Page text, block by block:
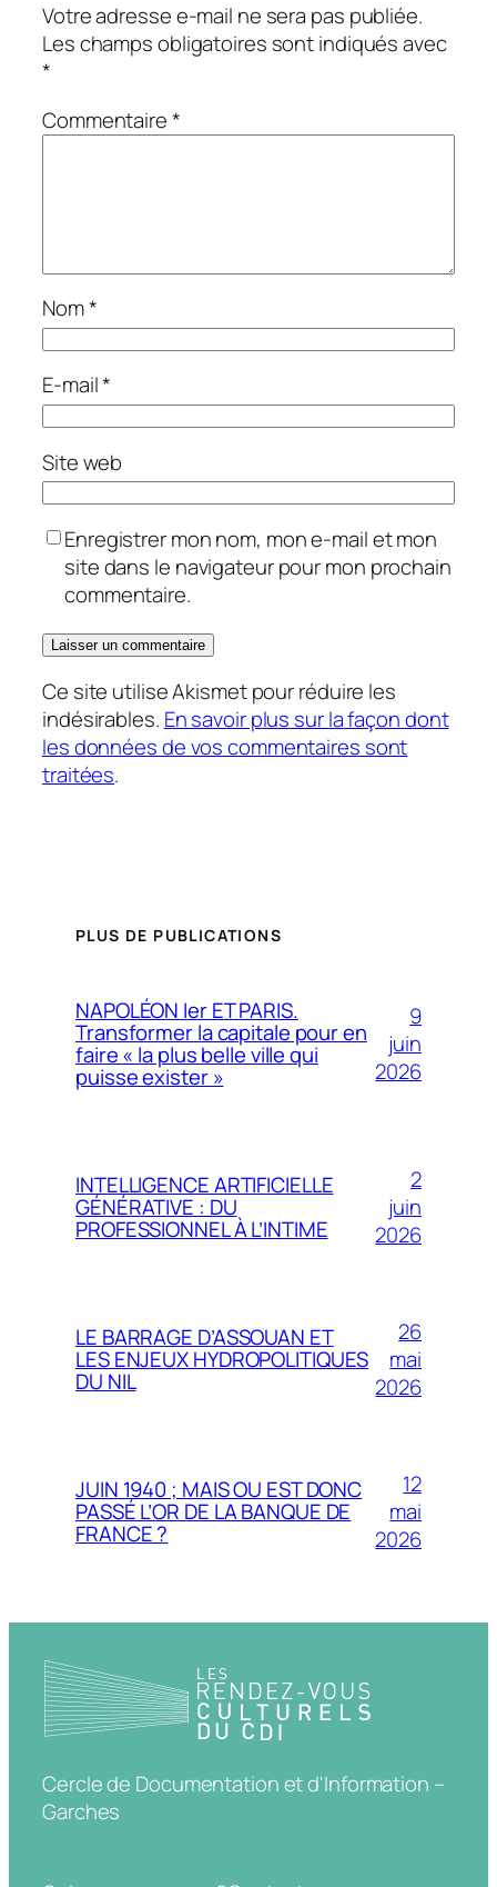
Votre adresse e-mail ne sera pas publiée.
Les champs obligatoires sont indiqués avec
*
Commentaire*
Nom*
E-mail*
Site web
Enregistrer mon nom, mon e-mail et mon
site dans le navigateur pour mon prochain
commentaire.
Ce site utilise Akismet pour réduire les
indésirables. En savoir plus sur la façon dont
les données de vos commentaires sont
traitées.
PLUS DE PUBLICATIONS
NAPOLÉON Ier ET PARIS.
Transformer la capitale pour en
faire « la plus belle ville qui
puisse exister »
9
juin
2026
INTELLIGENCE ARTIFICIELLE
GÉNÉRATIVE : DU
PROFESSIONNEL À L’INTIME
2
juin
2026
LE BARRAGE D’ASSOUAN ET
LES ENJEUX HYDROPOLITIQUES
DU NIL
26
mai
2026
JUIN 1940 ; MAIS OU EST DONC
PASSÉ L’OR DE LA BANQUE DE
FRANCE ?
12
mai
2026
Cercle de Documentation et d'Information –
Garches